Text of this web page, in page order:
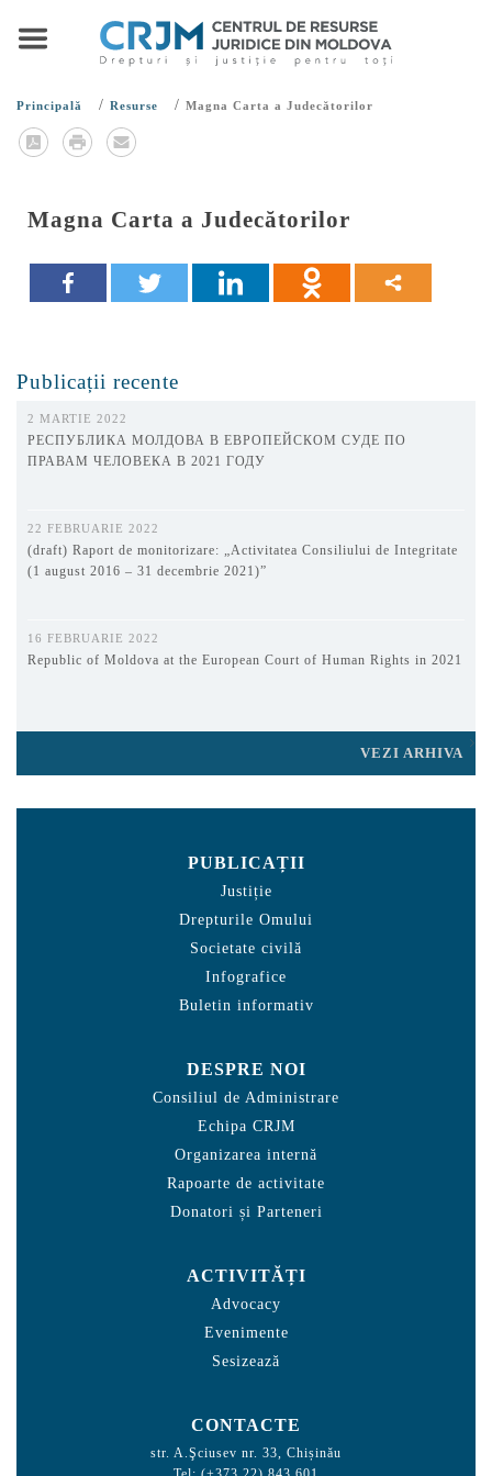
Principală / Resurse / Magna Carta a Judecătorilor
Magna Carta a Judecătorilor
Publicații recente
2 MARTIE 2022
РЕСПУБЛИКА МОЛДОВА В ЕВРОПЕЙСКОМ СУДЕ ПО
ПРАВАМ ЧЕЛОВЕКА В 2021 ГОДУ
22 FEBRUARIE 2022
(draft) Raport de monitorizare: „Activitatea Consiliului de Integritate
(1 august 2016 – 31 decembrie 2021)”
16 FEBRUARIE 2022
Republic of Moldova at the European Court of Human Rights in 2021
VEZI ARHIVA
PUBLICAȚII
Justiție
Drepturile Omului
Societate civilă
Infografice
Buletin informativ
DESPRE NOI
Consiliul de Administrare
Echipa CRJM
Organizarea internă
Rapoarte de activitate
Donatori și Parteneri
ACTIVITĂȚI
Advocacy
Evenimente
Sesizează
CONTACTE
str. A.Şciusev nr. 33, Chișinău